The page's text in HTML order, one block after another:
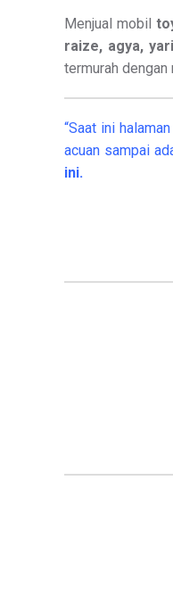
Menjual mobil
raize, agya,
termurah
“Saat ini
acuan sampai
ini.